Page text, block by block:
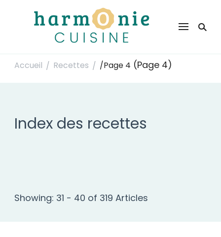
Harmonie Cuisine
Accueil / Recettes / /Page 4 (Page 4)
Index des recettes
Showing: 31 - 40 of 319 Articles